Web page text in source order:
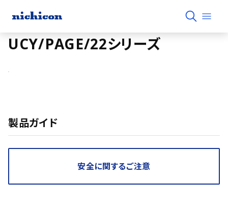
UCY/PAGE/22シリーズ
製品ガイド
安全に関するご注意